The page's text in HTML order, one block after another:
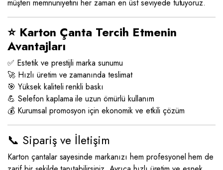
müşteri memnuniyetini her zaman en üst seviyede tutuyoruz.
⭐ Karton Çanta Tercih Etmenin
Avantajları
✅ Estetik ve prestijli marka sunumu
🚀 Hızlı üretim ve zamanında teslimat
🎯 Yüksek kaliteli renkli baskı
💪 Selefon kaplama ile uzun ömürlü kullanım
💰 Kurumsal promosyon için ekonomik ve etkili çözüm
📞 Sipariş ve İletişim
Karton çantalar sayesinde markanızı hem profesyonel hem de